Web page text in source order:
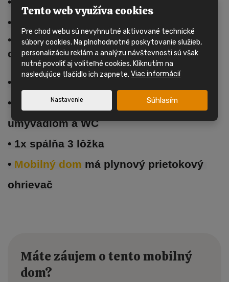
• Dom nemá inštalované vykurovanie
•
Mobilný dommá plastové okná s
dvojsklom
• Obývacia izba, kuchynská linka
• Kúpeľňa so sprchovacím kútom,
umývadlom a WC
• 1x spálňa 3 lôžka
• Mobilný dom má plynový prietokový
ohrievač
Máte záujem o tento mobilný
dom?
Tento web využíva cookies
Pre chod webu sú nevyhnutné aktivované technické
súbory cookies. Na plnohodnotné poskytovanie služieb,
personalizáciu reklám a analýzu návštevnosti sú však
nutné povoliť aj voliteľné cookies. Kliknutím na
nasledujúce tlačidlo ich zapnete.Viac informácií
Nastavenie Súhlasím